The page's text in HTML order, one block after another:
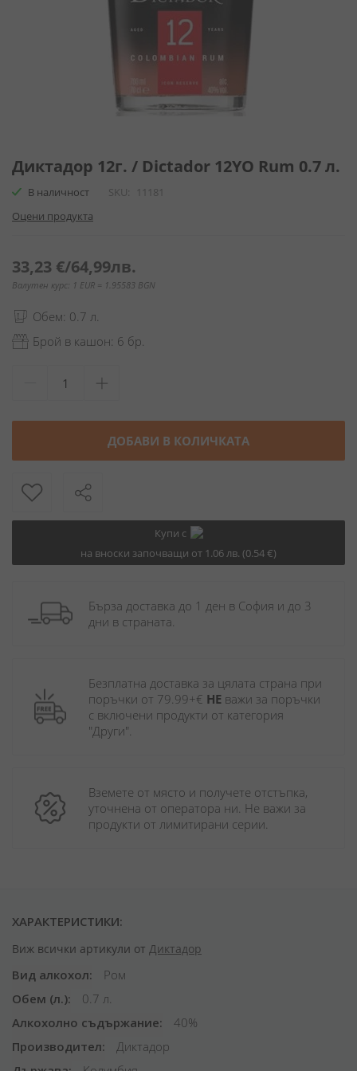
към
началото
на
галерия
със
Диктадор 12г. / Dictador 12YO Rum 0.7 л.
В наличност SKU
11181
Оцени продукта
33,23 €/64,99лв.
Валутен курс: 1 EUR = 1.95583 BGN
Обем: 0.7 л.
Брой в кашон: 6 бр.
ДОБАВИ В КОЛИЧКАТА
Купи с
на вноски започващи от 1.06 лв. (0.54 €)
Бърза доставка до 1 ден в София и до 3
дни в страната.
Безплатна доставка за цялата страна при
поръчки от 79.99+€ НЕ важи за поръчки
с включени продукти от категория
"Други".
Вземете от място и получете отстъпка,
уточнена от оператора ни. Не важи за
продукти от лимитирани серии.
ХАРАКТЕРИСТИКИ:
Виж всички артикули от Диктадор
Вид алкохол
Ром
Обем (л.)
0.7 л.
Алкохолно съдържание
40%
Производител
Диктадор